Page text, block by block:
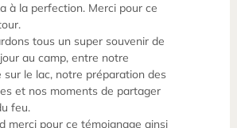
à la perfection. Merci pour ce
tous un super souvenir de
au camp, entre notre
sur le lac, notre préparation des
et nos moments de partager
feu.
merci pour ce témoignage ainsi